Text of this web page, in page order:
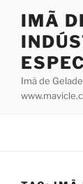
conteúdo
IMÃ
Imã de